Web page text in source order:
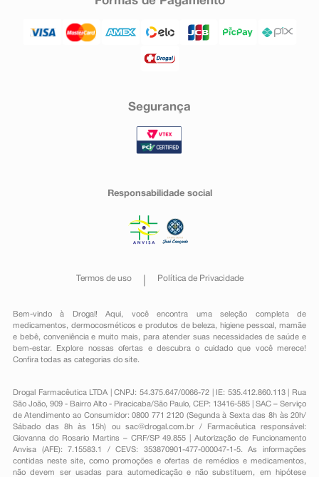
Segurança
Responsabilidade social
Termos de uso Política de Privacidade
Bem-vindo à Drogal! Aqui, você encontra uma seleção completa de
medicamentos , dermocosméticos e produtos de beleza, higiene pessoal ,mamãe
e bebê, conveniênciae muito mais, para atender suas necessidades de saúde e
bem-estar. Explore nossas ofertas e descubra o cuidado que você merece!
Confira todas as categorias do site.
Drogal Farmacêutica LTDA | CNPJ: 54.375.647/0066-72 | IE: 535.412.860.113 | Rua
São João, 909 - Bairro Alto - Piracicaba/São Paulo, CEP: 13416-585 | SAC – Serviço
de Atendimento ao Consumidor: 0800 771 2120 (Segunda à Sexta das 8h às 20h/
Sábado das 8h às 15h) ou sac@drogal.com.br/ Farmacêutica responsável:
Giovanna do Rosario Martins – CRF/SP 49.855 | Autorização de Funcionamento
Anvisa (AFE): 7.15583.1 / CEVS: 353870901-477-000047-1-5. As informações
contidas neste site, como promoções e ofertas de remédios e medicamentos,
não devem ser usadas para automedicação e não substituem, em hipótese